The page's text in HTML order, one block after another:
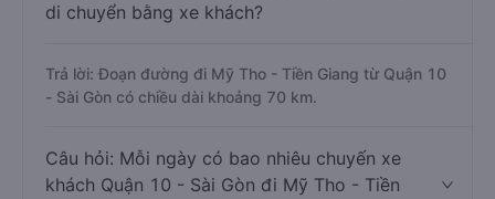
di chuyển bằng xe khách?
Trả lời: Đoạn đường đi Mỹ Tho - Tiền Giang từ Quận 10
- Sài Gòn có chiều dài khoảng 70 km.
Câu hỏi: Mỗi ngày có bao nhiêu chuyến xe
khách Quận 10 - Sài Gòn đi Mỹ Tho - Tiền